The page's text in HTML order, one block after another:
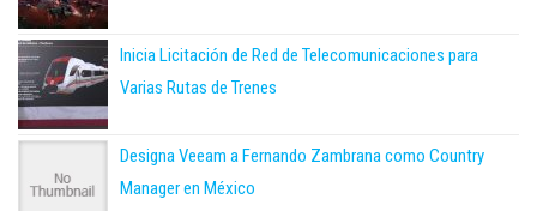
Inicia Licitación de Red de Telecomunicaciones para
Varias Rutas de Trenes
Designa Veeam a Fernando Zambrana como Country
Manager en México